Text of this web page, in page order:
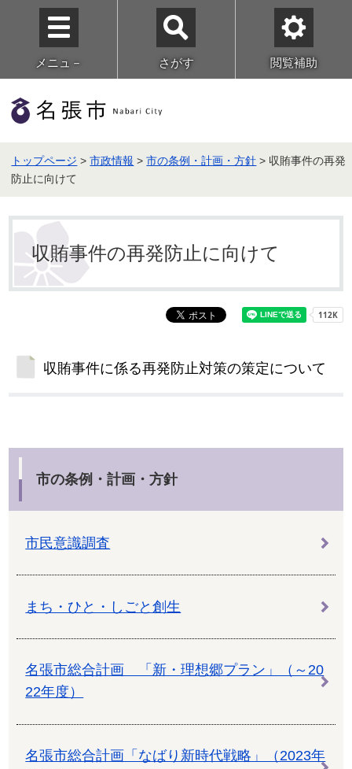
メニュ－ さがす 閲覧補助
トップページ >市政情報 >市の条例・計画・方針 > 収賄事件の再発
防止に向けて
収賄事件の再発防止に向けて
収賄事件に係る再発防止対策の策定について
市の条例・計画・方針
市民意識調査
まち・ひと・しごと創生
名張市総合計画 「新・理想郷プラン」（～20
22年度）
名張市総合計画「なばり新時代戦略」（2023年